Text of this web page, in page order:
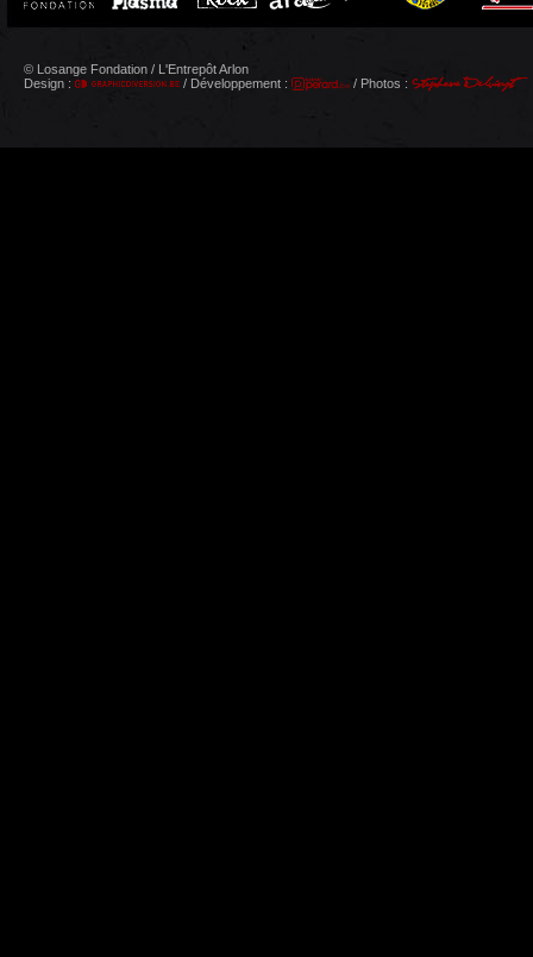
© Losange Fondation / L'Entrepôt Arlon
Design :
/ Développement : / Photos :